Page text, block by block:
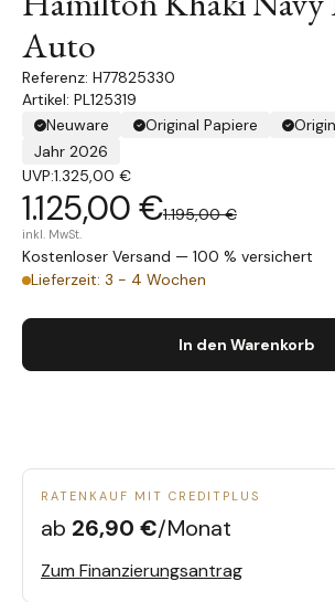
Auto
H77825330
Artikel: PL125319
Neuware
Original Papiere
Jahr 2026
UVP:1.325,00 €
1.125,00 €1.195,00 €
inkl. MwSt.
Kostenloser Versand — 100 % versichert
Lieferzeit: 3 - 4 Wochen
In den Warenkorb
RATENKAUF MIT CREDITPLUS
ab 26,90 €/Monat
Zum Finanzierungsantrag